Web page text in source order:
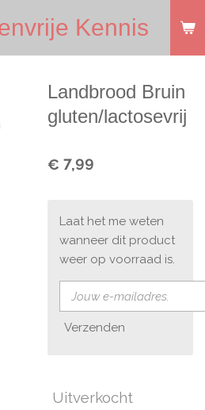
Kennis
Landbrood Bruin
gluten/lactosevrij
€ 7,99
Laat het me weten
wanneer dit product
weer op voorraad is.
Verzenden
Uitverkocht